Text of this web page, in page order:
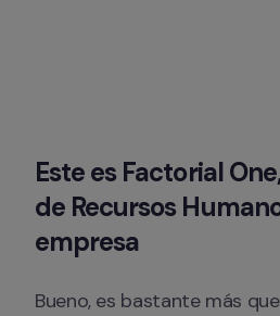
Este es Factorial
de Recursos
empresa
Bueno, es bastante más